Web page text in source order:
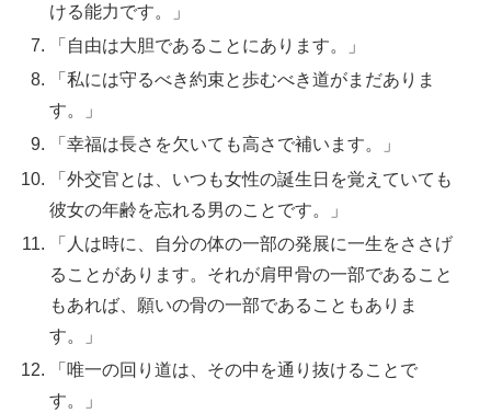
ける能力です。」
「自由は大胆であることにあります。」
「私には守るべき約束と歩むべき道がまだありま
す。」
「幸福は長さを欠いても高さで補います。」
「外交官とは、いつも女性の誕生日を覚えていても
彼女の年齢を忘れる男のことです。」
「人は時に、自分の体の一部の発展に一生をささげ
ることがあります。それが肩甲骨の一部であること
もあれば、願いの骨の一部であることもありま
す。」
「唯一の回り道は、その中を通り抜けることで
す。」